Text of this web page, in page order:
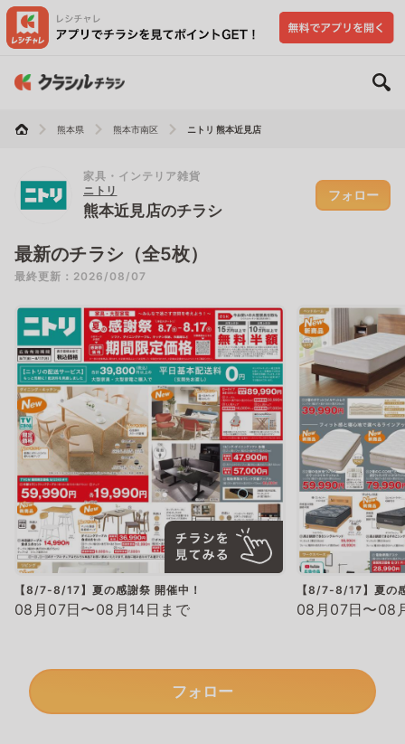
熊本県 熊本市南区 ニトリ 熊本近見店
家具・インテリア雑貨
ニトリ
熊本近見店のチラシ
フォロー
最新のチラシ（全5枚）
最終更新：2026/08/07
【8/7-8/17】夏の感謝祭 開催中！
08月07日〜08月14日まで
【8/7-8/17】夏の
08月07日〜08
フォロー